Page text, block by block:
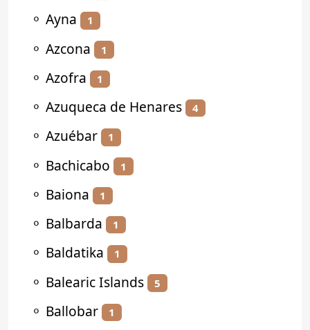
⚬ Ayna 1
⚬ Azcona 1
⚬ Azofra 1
⚬ Azuqueca de Henares 4
⚬ Azuébar 1
⚬ Bachicabo 1
⚬ Baiona 1
⚬ Balbarda 1
⚬ Baldatika 1
⚬ Balearic Islands 5
⚬ Ballobar 1